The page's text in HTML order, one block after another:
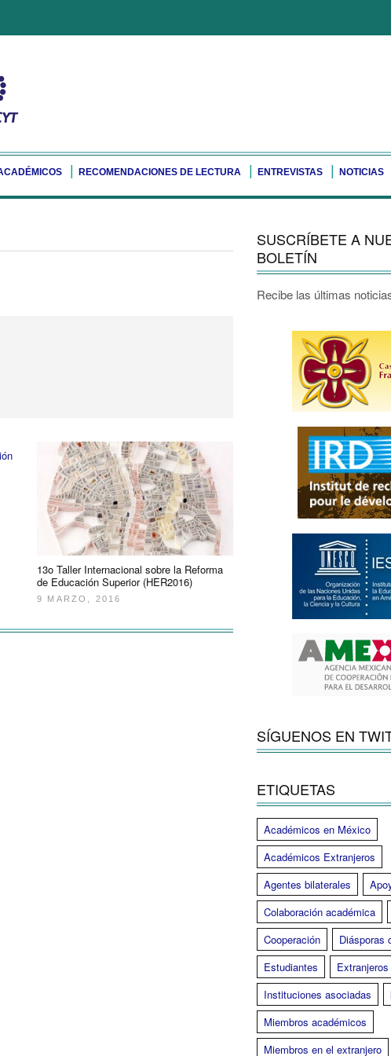
RECOMENDACIONES DE LECTURA ENTREVISTAS NOTICIAS
13o Taller Internacional sobre la Reforma
de Educación Superior (HER2016)
9 MARZO, 2016
SUSCRÍBETE A
BOLETÍN
Recibe las últimas
SÍGUENOS EN
ETIQUETAS
Académicos en México
Académicos Extranjeros
Agentes bilaterales
Colaboración académica
Cooperación
Diásporas
Estudiantes
Instituciones asociadas
Miembros académicos
Miembros en el extranjero